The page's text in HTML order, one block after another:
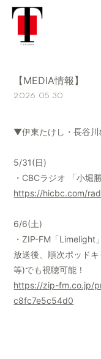
SCHEDULE
CALENDAR
会員登録 ロ
【MEDIA情報】
2026.05.30
▼伊東たけし・長谷川
5/31(日)
・CBCラジオ 「小堀
https://hicbc.com/
6/6(土)
・ZIP-FM「Limelight
放送後、順次ポッド
等)でも視聴可能！
https://zip-fm.co.jp/
c8fc7e5c54d0